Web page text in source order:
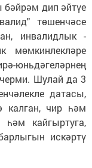
бәйрәм дип әйтүе
төшенчәсе
инвалидлык -
мөмкинлекләре
юньдәгеләрнең
Шулай да 3
датасы,
калган, чир һәм
кайгыртуга,
искәртү